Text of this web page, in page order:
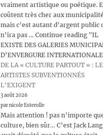
vraiment artistique ou poétique.
coûtent très cher aux
mais c’est autant d’argent public
n’ira pas … Continue reading "IL
EXISTE DES GALERIES
D’ENVERGURE
DE LA « CULTURE PARTOUT » :
ARTISTES SUBVENTIONNÉS
L’EXIGENT
3 août 2026
par nicole Esterolle
Mais attention ! pas n’importe
culture, bien sûr… C’est Jack